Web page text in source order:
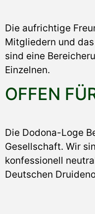
Die aufrichtige
Mitgliedern und
sind eine
Einzelnen.
OFFEN
Die Dodona-Loge
Gesellschaft. Wir
konfessionell
Deutschen